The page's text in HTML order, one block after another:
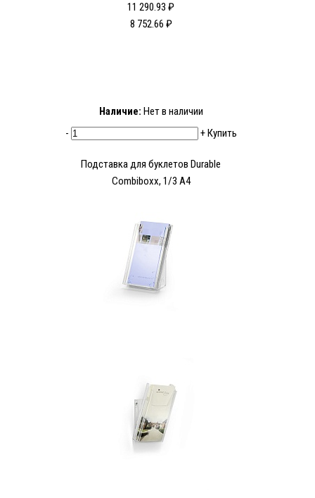
11 290.93 ₽
8 752.66 ₽
Наличие: Нет в наличии
-
+Купить
Подставка для буклетов Durable
Combiboxx, 1/3 А4